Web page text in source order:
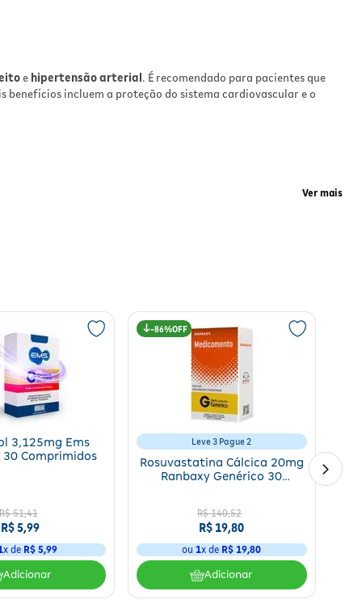
e hipertensão arterial . É recomendado para pacientes que
benefícios incluem a proteção do sistema cardiovascular e o
É importante seguir as recomendações do profissional
Ver mais
3,125mg Ems
30 Comprimidos
51,41
R$5,99
x de R$ 5,99
Adicionar
86%
Leve 3 Pague 2
Rosuvastatina Cálcica 20mg
Ranbaxy Genérico 30
R$ 140,52
R$19,80
ou1x de R$ 19,80
Adicionar